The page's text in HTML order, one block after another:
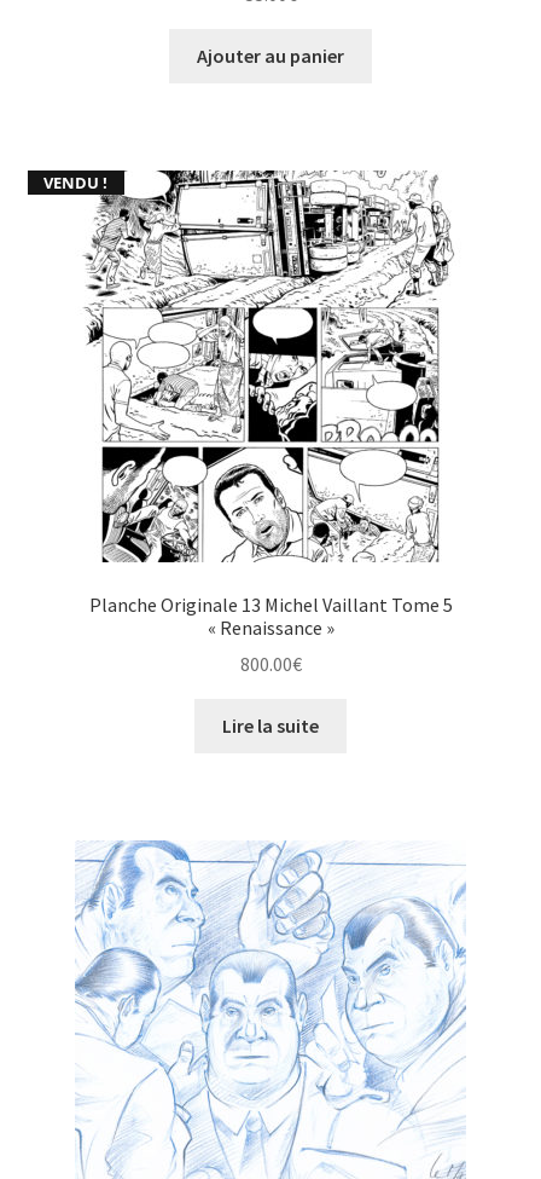
Ajouter au panier
VENDU !
Planche Originale 13 Michel Vaillant Tome 5
« Renaissance »
800.00€
Lire la suite